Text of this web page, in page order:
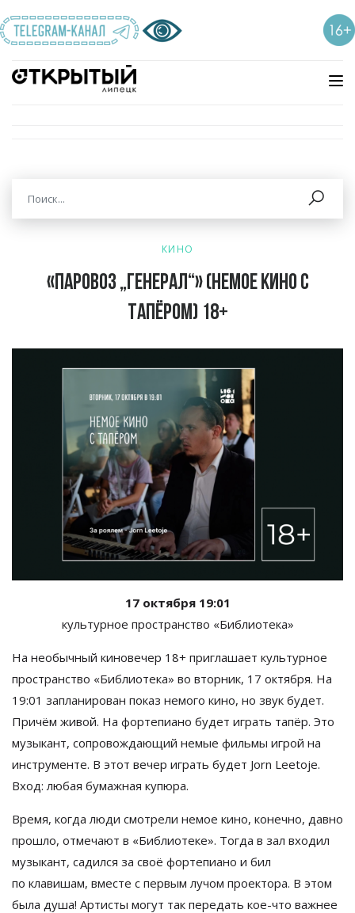
КИНО
«Паровоз „Генерал“» (немое кино с
тапёром) 18+
17 октября 19:01
культурное пространство «Библиотека»
На необычный киновечер 18+ приглашает культурное
пространство «Библиотека» во вторник, 17 октября. На
19:01 запланирован показ немого кино, но звук будет.
Причём живой. На фортепиано будет играть тапёр. Это
музыкант, сопровождающий немые фильмы игрой на
инструменте. В этот вечер играть будет Jorn Leetoje.
Вход: любая бумажная купюра.
Время, когда люди смотрели немое кино, конечно, давно
прошло, отмечают в «Библиотеке». Тогда в зал входил
музыкант, садился за своё фортепиано и бил
по клавишам, вместе с первым лучом проектора. В этом
была душа! Артисты могут так передать кое-что важнее